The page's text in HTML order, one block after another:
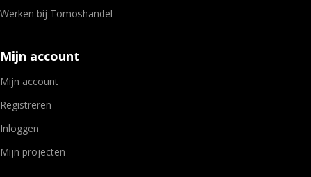
Werken bij Tomoshandel
Mijn account
Mijn account
Registreren
Inloggen
Mijn projecten